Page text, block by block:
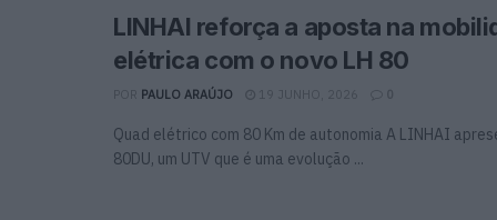
LINHAI reforça a aposta na
elétrica com o novo LH 80
PAULO ARAÚJO 19 JUNHO, 2026 0
Quad elétrico com 80 Km de autonomia A LINHAI
80DU, um UTV que é uma evolução ...